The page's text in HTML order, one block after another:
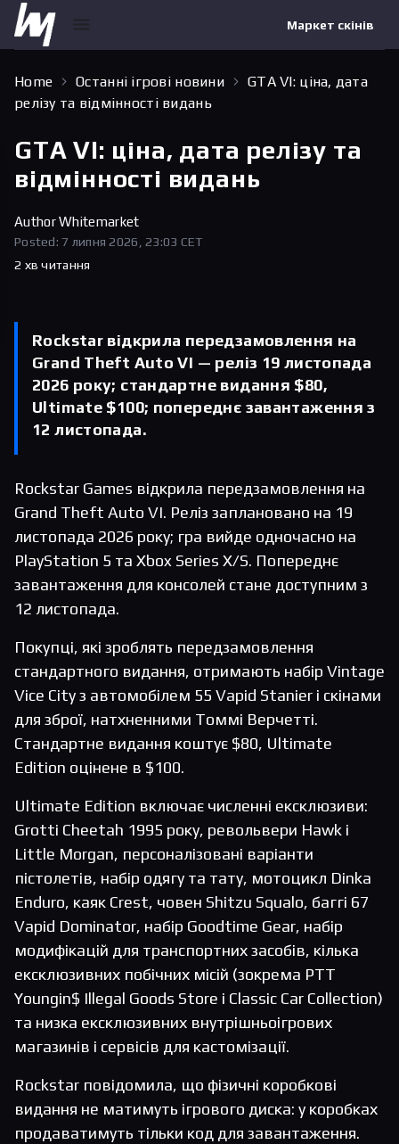
Маркет скінів
Home Останні ігрові новини
GTA VI: ціна, дата
релізу та відмінності видань
GTA VI: ціна, дата релізу та
відмінності видань
AuthorWhitemarket
Posted: 7 липня 2026, 23:03 CET
2 хв читання
Rockstar відкрила передзамовлення на
Grand Theft Auto VI — реліз 19 листопада
2026 року; стандартне видання $80,
Ultimate $100; попереднє завантаження з
12 листопада.
Rockstar Games відкрила передзамовлення на
Grand Theft Auto VI. Реліз заплановано на 19
листопада 2026 року; гра вийде одночасно на
PlayStation 5 та Xbox Series X/S. Попереднє
завантаження для консолей стане доступним з
12 листопада.
Покупці, які зроблять передзамовлення
стандартного видання, отримають набір Vintage
Vice City з автомобілем 55 Vapid Stanier і скінами
для зброї, натхненними Томмі Верчетті.
Стандартне видання коштує $80, Ultimate
Edition оцінене в $100.
Ultimate Edition включає численні ексклюзиви:
Grotti Cheetah 1995 року, револьвери Hawk і
Little Morgan, персоналізовані варіанти
пістолетів, набір одягу та тату, мотоцикл Dinka
Enduro, каяк Crest, човен Shitzu Squalo, баггі 67
Vapid Dominator, набір Goodtime Gear, набір
модифікацій для транспортних засобів, кілька
ексклюзивних побічних місій (зокрема PTT
Youngin$ Illegal Goods Store і Classic Car Collection)
та низка ексклюзивних внутрішньоігрових
магазинів і сервісів для кастомізації.
Rockstar повідомила, що фізичні коробкові
видання не матимуть ігрового диска: у коробках
продаватимуть тільки код для завантаження.